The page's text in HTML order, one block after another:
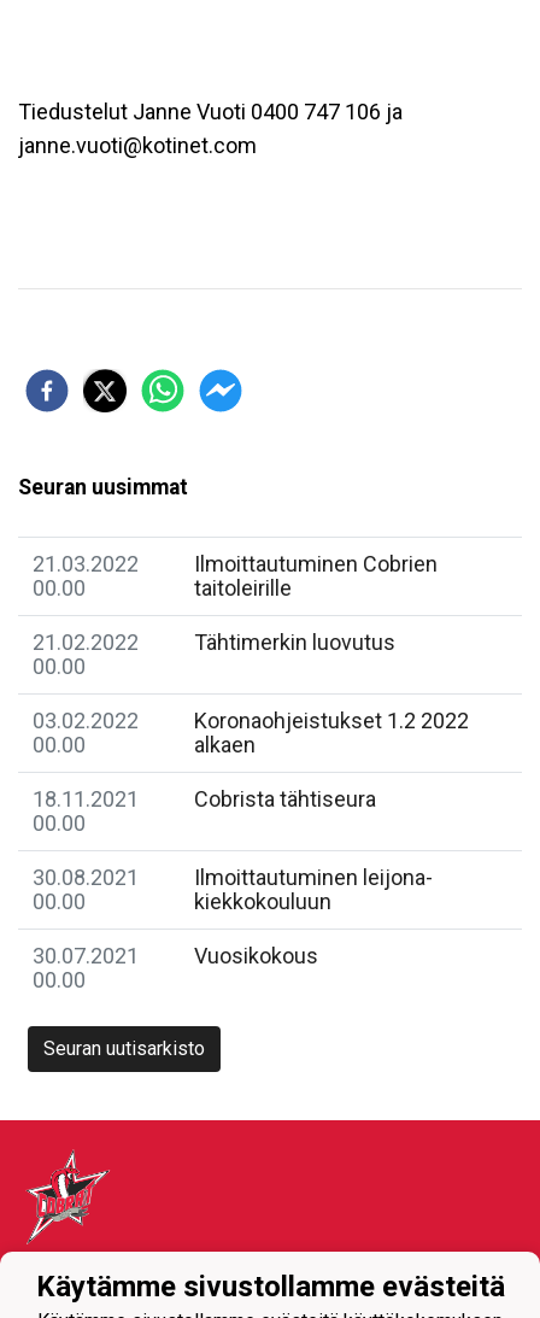
Tiedustelut Janne Vuoti 0400 747 106 ja
janne.vuoti@kotinet.com
Seuran uusimmat
21.03.2022
00.00
Ilmoittautuminen Cobrien
taitoleirille
21.02.2022
00.00
Tähtimerkin luovutus
03.02.2022
00.00
Koronaohjeistukset 1.2 2022
alkaen
18.11.2021
00.00
Cobrista tähtiseura
30.08.2021
00.00
Ilmoittautuminen leijona-
kiekkokouluun
30.07.2021
00.00
Vuosikokous
Seuran uutisarkisto
Tietosuojaseloste
Käytämme sivustollamme evästeitä